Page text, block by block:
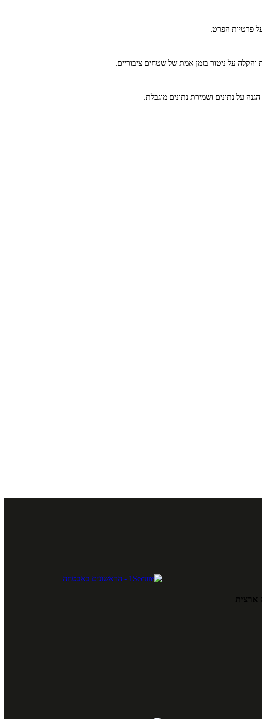
פרטיות הפרט.
והקלה על ניטור בזמן אמת של שטחים ציבוריים.
ארצית